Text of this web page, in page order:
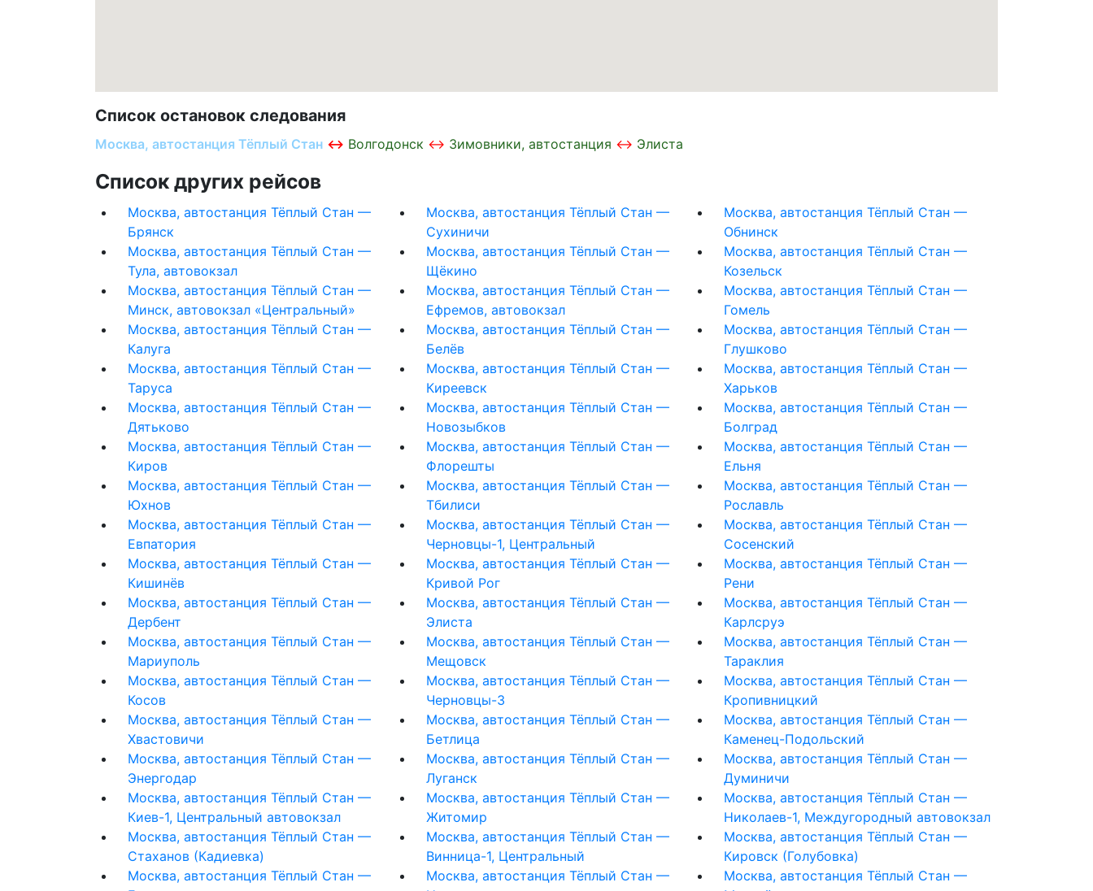
Список остановок следования
Москва, автостанция Тёплый Стан Волгодонск Зимовники, автостанция Элиста
Список других рейсов
Москва, автостанция Тёплый Стан —
Брянск
Москва, автостанция Тёплый Стан —
Сухиничи
Москва, автостанция Тёплый Стан —
Обнинск
Москва, автостанция Тёплый Стан —
Тула, автовокзал
Москва, автостанция Тёплый Стан —
Щёкино
Москва, автостанция Тёплый Стан —
Козельск
Москва, автостанция Тёплый Стан —
Минск, автовокзал «Центральный»
Москва, автостанция Тёплый Стан —
Ефремов, автовокзал
Москва, автостанция Тёплый Стан —
Гомель
Москва, автостанция Тёплый Стан —
Калуга
Москва, автостанция Тёплый Стан —
Белёв
Москва, автостанция Тёплый Стан —
Глушково
Москва, автостанция Тёплый Стан —
Таруса
Москва, автостанция Тёплый Стан —
Киреевск
Москва, автостанция Тёплый Стан —
Харьков
Москва, автостанция Тёплый Стан —
Дятьково
Москва, автостанция Тёплый Стан —
Новозыбков
Москва, автостанция Тёплый Стан —
Болград
Москва, автостанция Тёплый Стан —
Киров
Москва, автостанция Тёплый Стан —
Флорешты
Москва, автостанция Тёплый Стан —
Ельня
Москва, автостанция Тёплый Стан —
Юхнов
Москва, автостанция Тёплый Стан —
Тбилиси
Москва, автостанция Тёплый Стан —
Рославль
Москва, автостанция Тёплый Стан —
Евпатория
Москва, автостанция Тёплый Стан —
Черновцы-1, Центральный
Москва, автостанция Тёплый Стан —
Сосенский
Москва, автостанция Тёплый Стан —
Кишинёв
Москва, автостанция Тёплый Стан —
Кривой Рог
Москва, автостанция Тёплый Стан —
Рени
Москва, автостанция Тёплый Стан —
Дербент
Москва, автостанция Тёплый Стан —
Элиста
Москва, автостанция Тёплый Стан —
Карлсруэ
Москва, автостанция Тёплый Стан —
Мариуполь
Москва, автостанция Тёплый Стан —
Мещовск
Москва, автостанция Тёплый Стан —
Тараклия
Москва, автостанция Тёплый Стан —
Косов
Москва, автостанция Тёплый Стан —
Черновцы-3
Москва, автостанция Тёплый Стан —
Кропивницкий
Москва, автостанция Тёплый Стан —
Хвастовичи
Москва, автостанция Тёплый Стан —
Бетлица
Москва, автостанция Тёплый Стан —
Каменец-Подольский
Москва, автостанция Тёплый Стан —
Энергодар
Москва, автостанция Тёплый Стан —
Луганск
Москва, автостанция Тёплый Стан —
Думиничи
Москва, автостанция Тёплый Стан —
Киев-1, Центральный автовокзал
Москва, автостанция Тёплый Стан —
Житомир
Москва, автостанция Тёплый Стан —
Николаев-1, Междугородный автовокзал
Москва, автостанция Тёплый Стан —
Стаханов (Кадиевка)
Москва, автостанция Тёплый Стан —
Винница-1, Центральный
Москва, автостанция Тёплый Стан —
Кировск (Голубовка)
Москва, автостанция Тёплый Стан —
Москва, автостанция Тёплый Стан —
Москва, автостанция Тёплый Стан —